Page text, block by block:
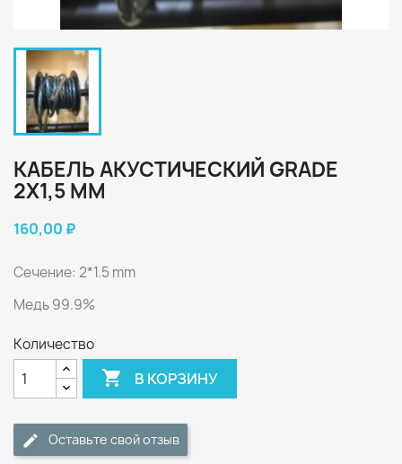
КАБЕЛЬ АКУСТИЧЕСКИЙ GRADE
2X1,5 MM
160,00 ₽
Сечение: 2*1.5 mm
Медь 99.9%
Количество
 В КОРЗИНУ
Оставьте свой отзыв